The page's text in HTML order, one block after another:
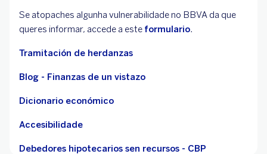
Se atopaches algunha vulnerabilidade no BBVA da que
queres informar, accede a este formulario.
Tramitación de herdanzas
Blog - Finanzas de un vistazo
Dicionario económico
Accesibilidade
Debedores hipotecarios sen recursos - CBP